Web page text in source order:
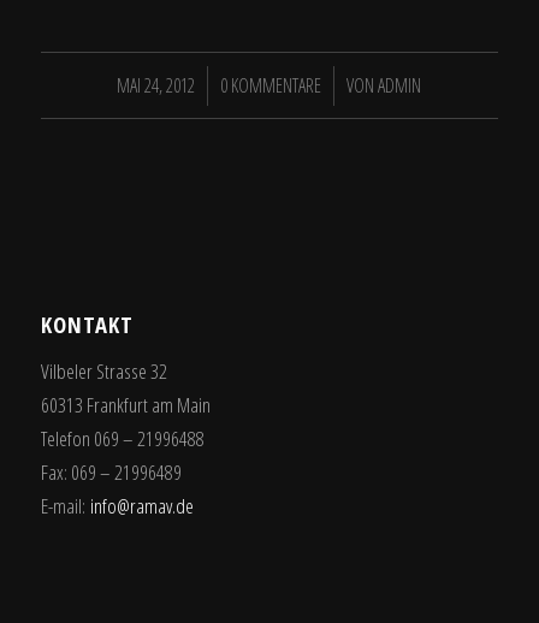
MAI 24, 2012
/ 0 KOMMENTARE
/ VONADMIN
KONTAKT
Vilbeler Strasse 32
60313 Frankfurt am Main
Telefon 069 – 21996488
Fax: 069 – 21996489
E-mail: info@ramav.de